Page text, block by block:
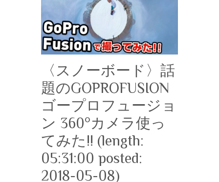
〈スノーボード〉話
題のGOPROFUSION
ゴープロフュージョ
ン 360°カメラ使っ
てみた!! (length:
05:31:00 posted:
2018-05-08)